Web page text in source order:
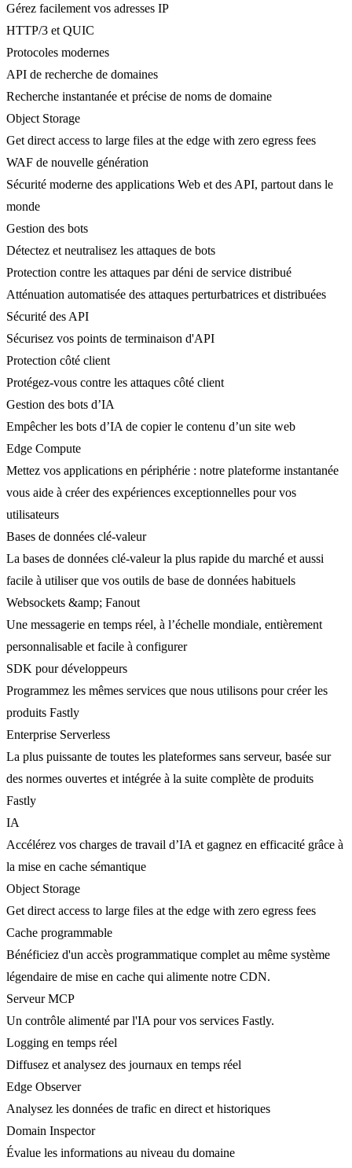
Gérez facilement vos adresses IP
HTTP/3 et QUIC
Protocoles modernes
API de recherche de domaines
Recherche instantanée et précise de noms de domaine
Object Storage
Get direct access to large files at the edge with zero egress fees
WAF de nouvelle génération
Sécurité moderne des applications Web et des API, partout dans le
monde
Gestion des bots
Détectez et neutralisez les attaques de bots
Protection contre les attaques par déni de service distribué
Atténuation automatisée des attaques perturbatrices et distribuées
Sécurité des API
Sécurisez vos points de terminaison d'API
Protection côté client
Protégez-vous contre les attaques côté client
Gestion des bots d’IA
Empêcher les bots d’IA de copier le contenu d’un site web
Edge Compute
Mettez vos applications en périphérie : notre plateforme instantanée
vous aide à créer des expériences exceptionnelles pour vos
utilisateurs
Bases de données clé-valeur
La bases de données clé-valeur la plus rapide du marché et aussi
facile à utiliser que vos outils de base de données habituels
Websockets &amp; Fanout
Une messagerie en temps réel, à l’échelle mondiale, entièrement
personnalisable et facile à configurer
SDK pour développeurs
Programmez les mêmes services que nous utilisons pour créer les
produits Fastly
Enterprise Serverless
La plus puissante de toutes les plateformes sans serveur, basée sur
des normes ouvertes et intégrée à la suite complète de produits
Fastly
IA
Accélérez vos charges de travail d’IA et gagnez en efficacité grâce à
la mise en cache sémantique
Object Storage
Get direct access to large files at the edge with zero egress fees
Cache programmable
Bénéficiez d'un accès programmatique complet au même système
légendaire de mise en cache qui alimente notre CDN.
Serveur MCP
Un contrôle alimenté par l'IA pour vos services Fastly.
Logging en temps réel
Diffusez et analysez des journaux en temps réel
Edge Observer
Analysez les données de trafic en direct et historiques
Domain Inspector
Évalue les informations au niveau du domaine